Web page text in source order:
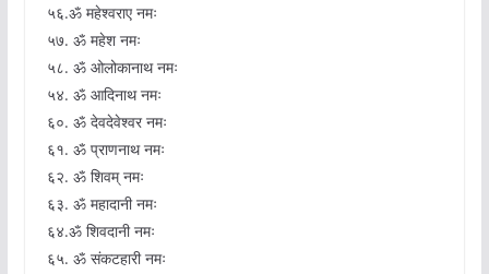
५६.ॐ महेश्वराए नमः
५७. ॐ महेश नमः
५८. ॐ ओलोकानाथ नमः
५४. ॐ आदिनाथ नमः
६०. ॐ देवदेवेश्वर नमः
६१. ॐ प्राणनाथ नमः
६२. ॐ शिवम् नमः
६३. ॐ महादानी नमः
६४.ॐ शिवदानी नमः
६५. ॐ संकटहारी नमः